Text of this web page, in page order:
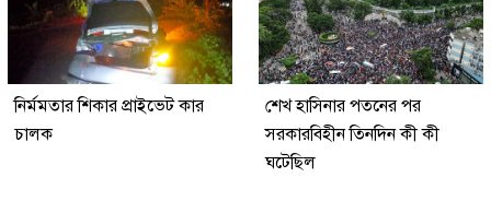
নির্মমতার শিকার প্রাইভেট কার
চালক
শেখ হাসিনার পতনের পর
সরকারবিহীন তিনদিন কী কী
ঘটেছিল